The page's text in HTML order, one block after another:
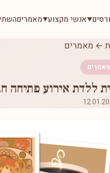
▼אנשי מקצוע▼מאמרים
← מאמרים
מאמרים
ללדת אירוע פתיחה